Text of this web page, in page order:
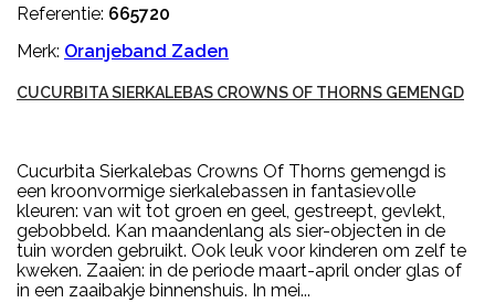
Referentie: 665720
Merk: Oranjeband Zaden
CUCURBITA SIERKALEBAS CROWNS OF THORNS GEMENGD
Cucurbita Sierkalebas Crowns Of Thorns gemengd is
een kroonvormige sierkalebassen in fantasievolle
kleuren: van wit tot groen en geel, gestreept, gevlekt,
gebobbeld. Kan maandenlang als sier-objecten in de
tuin worden gebruikt. Ook leuk voor kinderen om zelf te
kweken. Zaaien: in de periode maart-april onder glas of
in een zaaibakje binnenshuis. In mei...